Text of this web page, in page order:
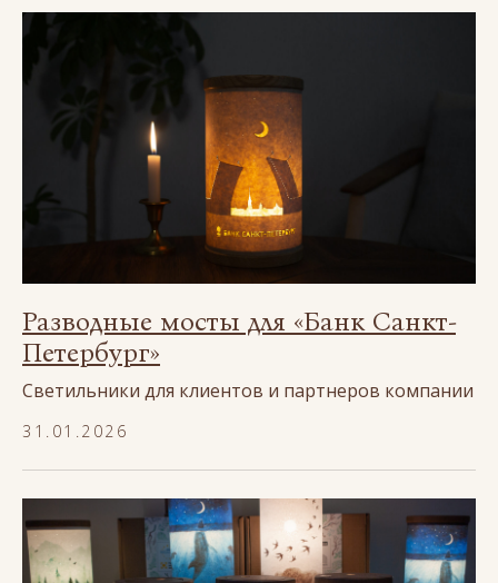
Разводные мосты для «Банк Санкт-
Петербург»
Светильники для клиентов и партнеров компании
31.01.2026